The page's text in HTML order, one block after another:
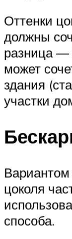
Оттенки
должны
разница —
может
здания
участки
Вариантом
цоколя
способа.